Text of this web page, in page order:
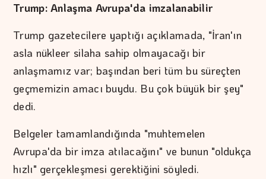
Trump: Anlaşma Avrupa'da imzalanabilir
Trump gazetecilere yaptığı açıklamada, "İran'ın
asla nükleer silaha sahip olmayacağı bir
anlaşmamız var; başından beri tüm bu süreçten
geçmemizin amacı buydu. Bu çok büyük bir şey"
dedi.
Belgeler tamamlandığında "muhtemelen
Avrupa'da bir imza atılacağını" ve bunun "oldukça
hızlı" gerçekleşmesi gerektiğini söyledi.